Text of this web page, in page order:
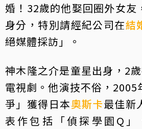
婚！32歲的他娶回圈外女友
身分，特別請經紀公司在結
絕媒體採訪」。
神木隆之介是童星出身，2
電視劇。他演技不俗，2005
爭」獲得日本奧斯卡最佳新
表作包括「偵探學園Q」